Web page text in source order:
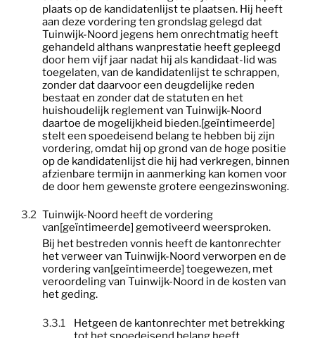
plaats op de kandidatenlijst te plaatsen. Hij heeft
aan deze vordering ten grondslag gelegd dat
Tuinwijk-Noord jegens hem onrechtmatig heeft
gehandeld althans wanprestatie heeft gepleegd
door hem vijf jaar nadat hij als kandidaat-lid was
toegelaten, van de kandidatenlijst te schrappen,
zonder dat daarvoor een deugdelijke reden
bestaat en zonder dat de statuten en het
huishoudelijk reglement van Tuinwijk-Noord
daartoe de mogelijkheid bieden.[geïntimeerde]
stelt een spoedeisend belang te hebben bij zijn
vordering, omdat hij op grond van de hoge positie
op de kandidatenlijst die hij had verkregen, binnen
afzienbare termijn in aanmerking kan komen voor
de door hem gewenste grotere eengezinswoning.
3.2 Tuinwijk-Noord heeft de vordering
van[geïntimeerde] gemotiveerd weersproken.
Bij het bestreden vonnis heeft de kantonrechter
het verweer van Tuinwijk-Noord verworpen en de
vordering van[geïntimeerde] toegewezen, met
veroordeling van Tuinwijk-Noord in de kosten van
het geding.
3.3.1
Hetgeen de kantonrechter met betrekking